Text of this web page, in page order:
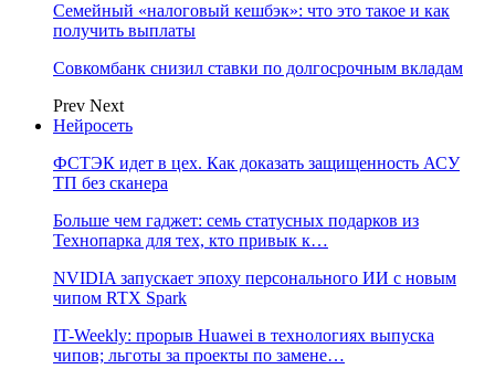
Семейный «налоговый кешбэк»: что это такое и как
получить выплаты
Совкомбанк снизил ставки по долгосрочным вкладам
Prev Next
Нейросеть
ФСТЭК идет в цех. Как доказать защищенность АСУ
ТП без сканера
Больше чем гаджет: семь статусных подарков из
Технопарка для тех, кто привык к…
NVIDIA запускает эпоху персонального ИИ с новым
чипом RTX Spark
IT-Weekly: прорыв Huawei в технологиях выпуска
чипов; льготы за проекты по замене…